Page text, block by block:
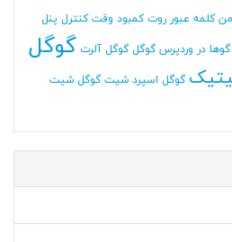
کلمه عبور روت کمبود وقت کنترل پنل
در وردپرس گوگل گوگل آلرت گوگل
گوگل اسپرد شیت گوگل شیت